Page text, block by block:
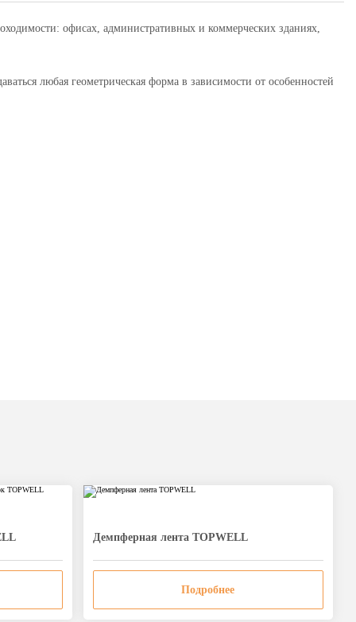
офисах, административных и коммерческих зданиях,
любая геометрическая форма в зависимости от особенностей
Дeмпферная лента TOPWELL
Подробнее